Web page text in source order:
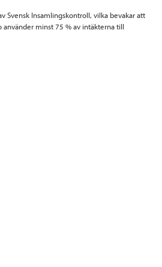
Svensk Insamlingskontroll, vilka bevakar att
minst 75 % av intäkterna till